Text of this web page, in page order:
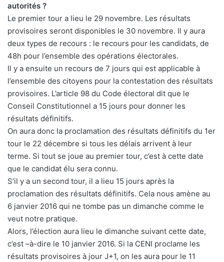
autorités ?
Le premier tour a lieu le 29 novembre. Les résultats
provisoires seront disponibles le 30 novembre. Il y aura
deux types de recours : le recours pour les candidats, de
48h pour l’ensemble des opérations électorales.
Il y a ensuite un recours de 7 jours qui est applicable à
l’ensemble des citoyens pour la contestation des résultats
provisoires. L’article 98 du Code électoral dit que le
Conseil Constitutionnel a 15 jours pour donner les
résultats définitifs.
On aura donc la proclamation des résultats définitifs du 1er
tour le 22 décembre si tous les délais arrivent à leur
terme. Si tout se joue au premier tour, c’est à cette date
que le candidat élu sera connu.
S’il y a un second tour, il a lieu 15 jours après la
proclamation des résultats définitifs. Cela nous amène au
6 janvier 2016 qui ne tombe pas un dimanche comme le
veut notre pratique.
Alors, l’élection aura lieu le dimanche suivant cette date,
c’est –à-dire le 10 janvier 2016. Si la CENI proclame les
résultats provisoires à jour J+1, on les aura pour le 11